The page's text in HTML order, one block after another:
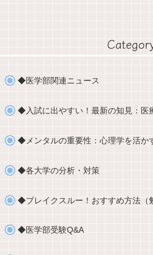
◆医学部関連ニュース
◆入試に出やすい！最新の知見：医
◆メンタルの重要性：心理学を活か
◆各大学の分析・対策
◆ブレイクスルー！おすすめ方法（
◆医学部受験Q&A